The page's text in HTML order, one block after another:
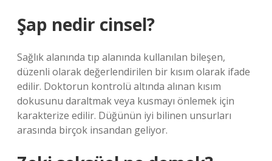
Şap nedir cinsel?
Sağlık alanında tıp alanında kullanılan bileşen,
düzenli olarak değerlendirilen bir kısım olarak ifade
edilir. Doktorun kontrolü altında alınan kısım
dokusunu daraltmak veya kusmayı önlemek için
karakterize edilir. Düğünün iyi bilinen unsurları
arasında birçok insandan geliyor.